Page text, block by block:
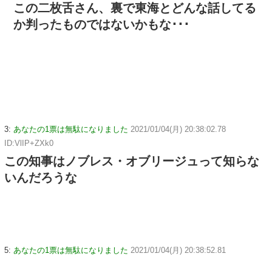
この二枚舌さん、裏で東海とどんな話してる
か判ったものではないかもな･･･
3: あなたの1票は無駄になりました 2021/01/04(月) 20:38:02.78
ID:VlIP+ZXk0
この知事はノブレス・オブリージュって知らな
いんだろうな
5: あなたの1票は無駄になりました 2021/01/04(月) 20:38:52.81